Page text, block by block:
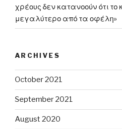
χρέους δεν κατανοούν ότι το
μεγαλύτερο από τα οφέλη»
ARCHIVES
October 2021
September 2021
August 2020